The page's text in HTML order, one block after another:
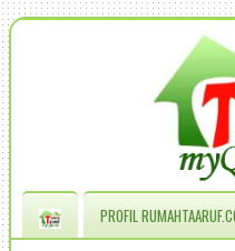
PROFIL